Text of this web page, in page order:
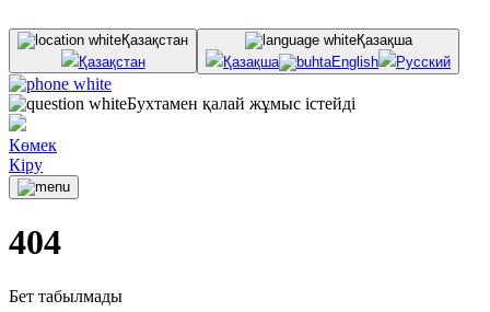
Қазақстан
Қазақстан
Қазақша
Қазақша
English Русский
Бухтамен қалай жұмыс істейді
Көмек
Кіру
404
Бет табылмады